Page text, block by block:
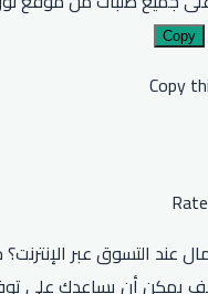
Copy
Copy
أن يساعدك على توفير